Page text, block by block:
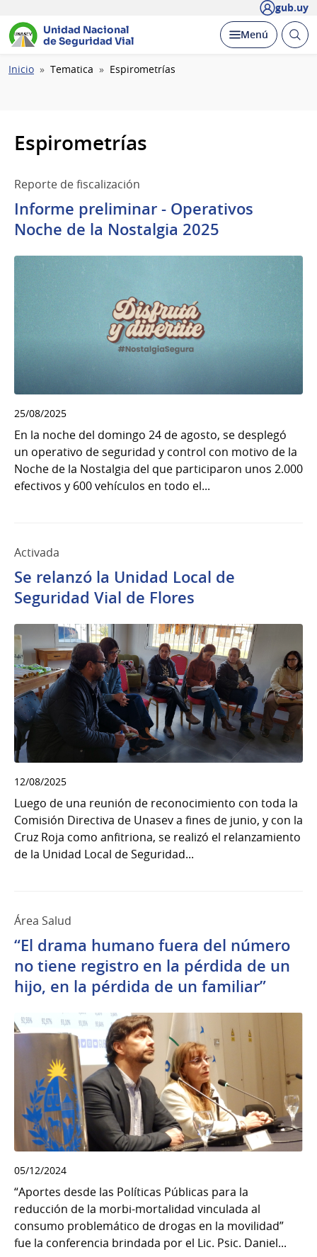
gub.uy
Unidad Nacional
de Seguridad Vial
Desplegar
Menú Abrir
Ruta
Inicio Tematica Espirometrías
Espirometrías
Reporte de fiscalización
Informe preliminar - Operativos
Noche de la Nostalgia 2025
25/08/2025
En la noche del domingo 24 de agosto, se desplegó
un operativo de seguridad y control con motivo de la
Noche de la Nostalgia del que participaron unos 2.000
efectivos y 600 vehículos en todo el...
Activada
Se relanzó la Unidad Local de
Seguridad Vial de Flores
12/08/2025
Luego de una reunión de reconocimiento con toda la
Comisión Directiva de Unasev a fines de junio, y con la
Cruz Roja como anfitriona, se realizó el relanzamiento
de la Unidad Local de Seguridad...
Área Salud
“El drama humano fuera del número
no tiene registro en la pérdida de un
hijo, en la pérdida de un familiar”
05/12/2024
“Aportes desde las Políticas Públicas para la
reducción de la morbi-mortalidad vinculada al
consumo problemático de drogas en la movilidad”
fue la conferencia brindada por el Lic. Psic. Daniel...